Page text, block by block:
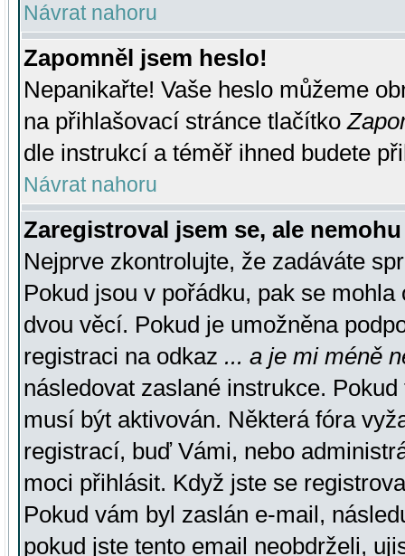
Návrat nahoru
Zapomněl jsem heslo!
Nepanikařte! Vaše heslo můžeme
na přihlašovací stránce tlačítko
dle instrukcí a téměř ihned budete
Návrat nahoru
Zaregistroval jsem se, ale
Nejprve zkontrolujte, že zadáváte
Pokud jsou v pořádku, pak se
dvou věcí. Pokud je umožněna
registraci na odkaz ... a je mi méně
následovat zaslané instrukce.
musí být aktivován. Některá fóra
registrací, buď Vámi, nebo
moci přihlásit. Když jste se
Pokud vám byl zaslán e-mail,
pokud jste tento email neobdrželi,